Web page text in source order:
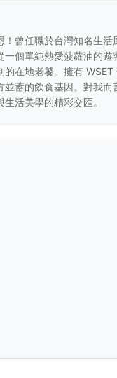
！曾任職於台灣知名生
一個單純熱愛菠蘿油的
的在地老饕。擁有
並蓄的飲食基因。對我
活美學的精彩交匯。